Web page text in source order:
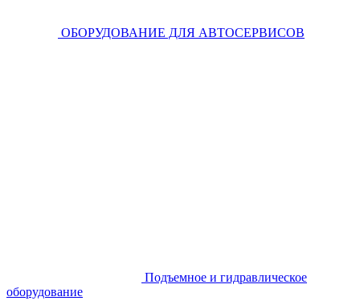
ОБОРУДОВАНИЕ ДЛЯ АВТОСЕРВИСОВ
Подъемное и гидравлическое
оборудование